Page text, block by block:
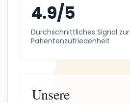
4.9/5
Durchschnittliches Signal zur
Patientenzufriedenheit
Unsere